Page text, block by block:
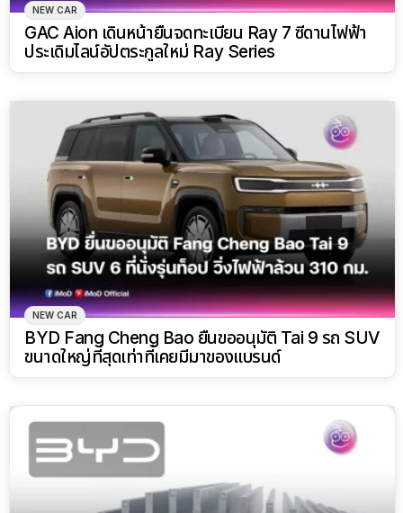
NEW CAR
GAC Aion เดินหน้ายื่นจดทะเบียน Ray 7 ซีดานไฟฟ้า
ประเดิมไลน์อัปตระกูลใหม่ Ray Series
NEW CAR
BYD Fang Cheng Bao ยื่นขออนุมัติ Tai 9 รถ SUV
ขนาดใหญ่ที่สุดเท่าที่เคยมีมาของแบรนด์